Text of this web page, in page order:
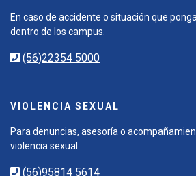
En caso de accidente o situación que
dentro de los campus.
(56)22354 5000
VIOLENCIA SEXUAL
Para denuncias, asesoría o
violencia sexual.
(56)95814 5614